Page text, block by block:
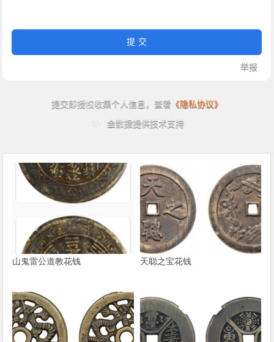
山鬼雷公道教花钱 天聪之宝花钱